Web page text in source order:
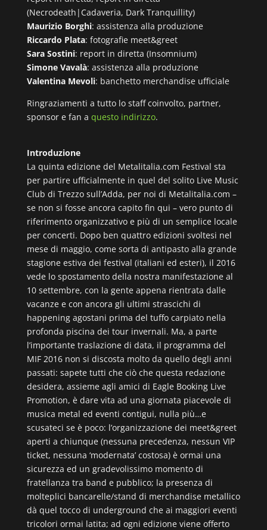
(Necrodeath|Cadaveria, Dark Tranquillity)
Maurizio Borghi: assistenza alla produzione
Riccardo Plata: fotografie meet&greet
Sara Sostini: report in diretta (Insomnium)
Simone Vavalà: assistenza alla produzione
Valentina Mevoli: banchetto merchandise ufficiale
Ringraziamenti a tutto lo staff coinvolto, partner,
sponsor e fan a questo indirizzo.
Introduzione
La quinta edizione del Metalitalia.com Festival sta
per partire ufficialmente in quel del solito Live Music
Club di Trezzo sull’Adda, per noi di Metalitalia.com –
se non si fosse ancora capito fin qui – vero punto di
riferimento organizzativo e più di un semplice locale
per concerti. Dopo ben quattro edizioni svoltesi nel
mese di maggio, come sorta di antipasto alla grande
stagione estiva dei festival (italiani ed esteri), il 2016
vede lo spostamento della nostra manifestazione al
10 settembre, con la gente appena rientrata dalle
vacanze e con ancora gli ultimi strascichi di
happening agostani prima del tuffo carpiato nella
profonda piscina dei tour invernali. Ma, a parte
l’importante traslazione di data, il programma del
MIF 2016 non si discosta molto da quello degli anni
passati: sapete tutti che ciò che questa redazione
desidera, assieme agli amici di Eagle Booking Live
Promotion, è dare vita ad una giornata piacevole di
musica metal ed eventi contigui, nulla più…e
scusateci se è poco: l’organizzazione dei meet&greet
aperti a chiunque (nessuna precedenza, nessun VIP
ticket, nessuna ‘modernata’ costosa) è ormai una
sicurezza ed un gradevolissimo momento di
fratellanza tra band e pubblico; la presenza di
molteplici bancarelle/stand di merchandise metallico
dà quel tocco di underground che ai maggiori eventi
tricolori ormai latita; ad ogni edizione viene offerto